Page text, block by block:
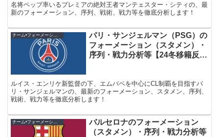
名将ペップ率いるプレミアの絶対王者マンテェスター・シティの、最
新のフォーメーション、序列、戦術、戦力等を徹底分析します！
チーム•フォーメーション紹介
パリ・サンジェルマン（PSG）の
フォーメーション（スタメン）・
序列・戦力分析等【24冬移籍反
ルイス・エンリケ新監督の下、エムバペを中心にCL制覇を目指すパ
リ・サンジェルマンの、最新のフォーメーション、スタメン、序列、
戦術、戦力等を徹底分析します！
チーム•フォーメーション紹介
バルセロナのフォーメーション
（スタメン）・序列・戦力分析等